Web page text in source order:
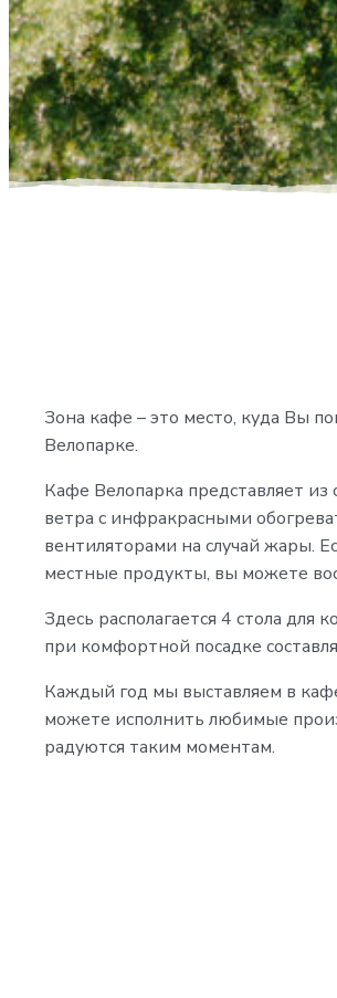
Зона кафе – это место, куда Вы
Велопарке.
Кафе Велопарка представляет
ветра с инфракрасными
вентиляторами на случай жары.
местные продукты, вы можете
Здесь располагается 4 стола
при комфортной посадке
Каждый год мы выставляем в
можете исполнить любимые
радуются таким моментам.